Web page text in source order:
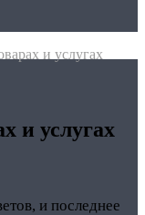
и услугах
и услугах
и последнее